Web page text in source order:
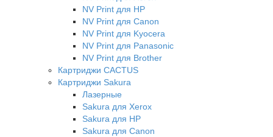
NV Print для HP
NV Print для Canon
NV Print для Kyocera
NV Print для Panasonic
NV Print для Brother
Картриджи CACTUS
Картриджи Sakura
Лазерные
Sakura для Xerox
Sakura для HP
Sakura для Canon